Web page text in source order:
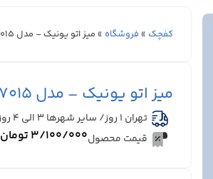
کفچک » فروشگاه » میز اتو یونیک – مدل 7015 – نشسته
میز اتو یونیک – مدل 7015 – نشسته
تهران 1 روز/ سایر شهرها ۳ الی ۴ روز کاری
قیمت محصول۳/۱۰۰/۰۰۰ تومان